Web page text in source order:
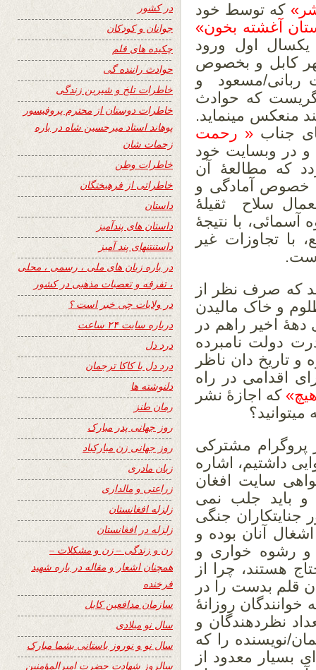
که توسط خود
آغشته بخون»
یکسال اول ورود
کابل و بخصوص
ربانی/مسعود و
که حوادث
منعکس مینماید.
جناب« رحمت
در وبسایت خود
که مطالعۀ آن
خصوص آمادگی و
سلاح ثقیلۀ
آسمائی، با نتیجۀ
با تجاوزات غیر
که صرف نظر از
و خاک مالیدن
اخیر راهم در
دولت نامبرده
تاریخ دان ناظر
اقدامی در راه
که اجازۀ نشر
پروگرام مشترکی
داشتیم، اشاره
سایت افغان
باید جلب نمی
جنایتکاران جنگی
آنان بوده و
و رشوه خواری و
هستند، چرا از
قلم بدست را در
روزانۀ
نظردهندگان و
نویسنده را که
بسیار معدود از
در کشور
جوانان و کودکان
چکیده های قلم
حوادث راننده گی
خاطرات تلخ و شیرین زندگی
خاطرات دوستان از محترم پروفیسور
پوهاند استاد میرحسین شاه در باره
زحمات شان
خاطرات وطن
خاطراتی از فرهیختگان
داستان
داستان های پندآمیز
داستنتنهای پند آمیز
در باره زبان های ملی ، رسمی ، محلی
، تفرقه و تعصبات مذهبی در کشور
در ولایات چی خبر است ؟
درباره سایت ۲۴ ساعت
درد دل
درد دل با کاکا ترجمان
دلنوشته ها
رمان طنز
روز جهانی پدر مبارک
روز جهانی زن مبارکباد
زبان مادری
زراعتی و مالداری
زلزله افغانستان
زلزله در افغانستان
زن و زندگی – زن و مشکلات –
همچنان اشعار و مقاله در باره شهید
فرخنده
سازمان مدافعین کابل
سال نو میلادی
سال نو و نوروز باستانی بشما مبارک
سالروز شهادت حضرت امیرالمؤمنین